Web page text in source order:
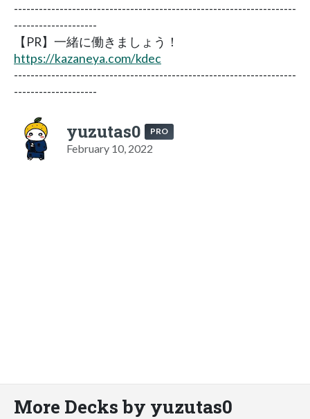
--------------------------------------------------------------------
--------------------
【PR】一緒に働きましょう！
https://kazaneya.com/kdec
--------------------------------------------------------------------
--------------------
yuzutas0 PRO
February 10, 2022
More Decks by yuzutas0